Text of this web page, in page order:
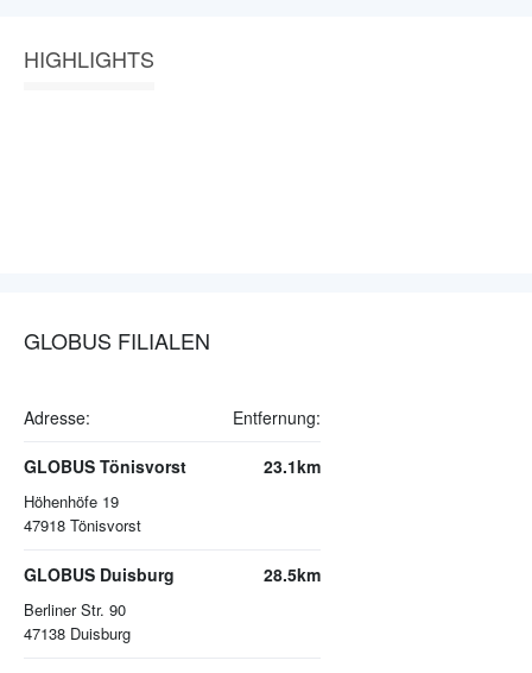
HIGHLIGHTS
GLOBUS FILIALEN
Adresse: Entfernung:
GLOBUS Tönisvorst
Höhenhöfe 19
47918 Tönisvorst
23.1km
GLOBUS Duisburg
Berliner Str. 90
47138 Duisburg
28.5km